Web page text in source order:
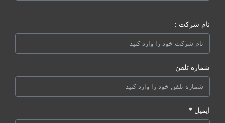
نام شرکت :
شماره تلفن
ایمیل *